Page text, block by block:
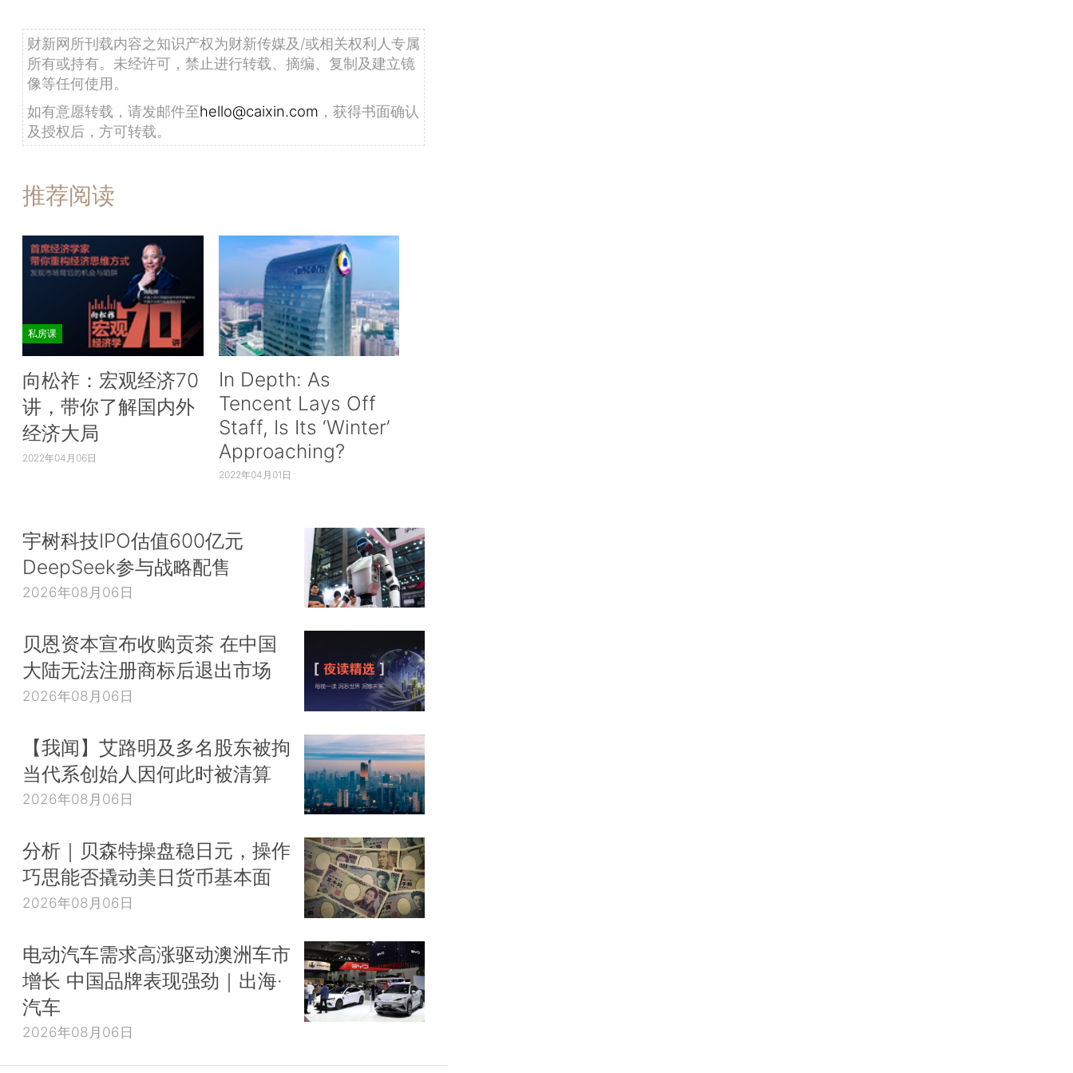
财新网所刊载内容之知识产权为财新传媒及/或相关权利人专属
所有或持有。未经许可，禁止进行转载、摘编、复制及建立镜
像等任何使用。
如有意愿转载，请发邮件至hello@caixin.com ，获得书面确认
及授权后，方可转载。
推荐阅读
私房课
向松祚：宏观经济70
讲，带你了解国内外
经济大局
2022年04月06日
In Depth: As
Tencent Lays Off
Staff, Is Its ‘Winter’
Approaching?
2022年04月01日
宇树科技IPO估值600亿元
DeepSeek参与战略配售
2026年08月06日
贝恩资本宣布收购贡茶 在中国
大陆无法注册商标后退出市场
2026年08月06日
【我闻】艾路明及多名股东被拘
当代系创始人因何此时被清算
2026年08月06日
分析｜贝森特操盘稳日元，操作
巧思能否撬动美日货币基本面
2026年08月06日
电动汽车需求高涨驱动澳洲车市
增长 中国品牌表现强劲｜出海·
汽车
2026年08月06日